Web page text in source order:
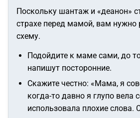
Поскольку шантаж и «деанон»
страхе перед мамой, вам нужно
схему.
Подойдите к маме сами, до
напишут посторонние.
Скажите честно: «Мама, я
когда-то давно я глупо вела
использовала плохие слова.